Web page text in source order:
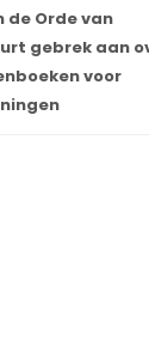
(Filip
de Orde van
gebrek aan
voor